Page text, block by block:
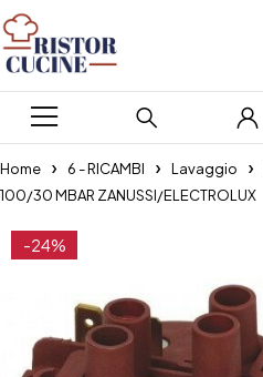
Home 6 - RICAMBI Lavaggio
100/30 MBAR ZANUSSI/ELECTROLUX
-24%